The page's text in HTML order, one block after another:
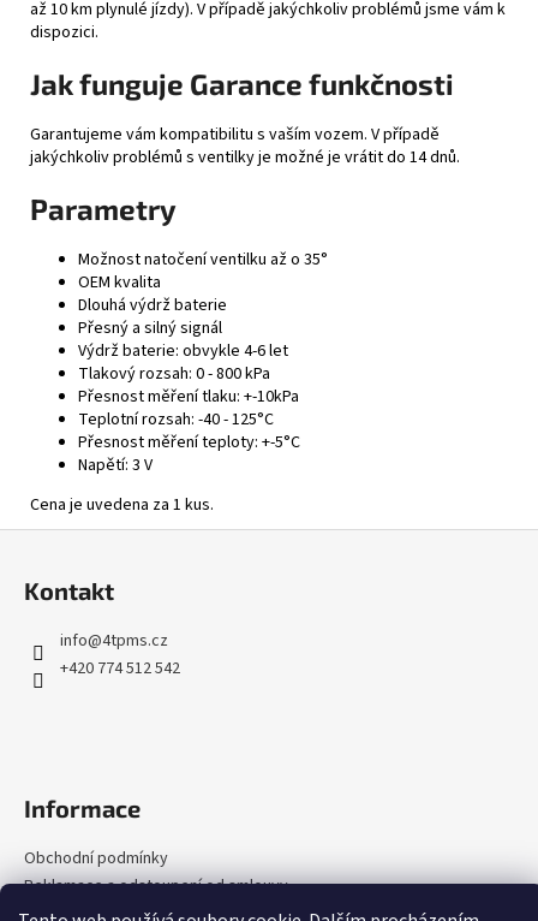
až 10 km plynulé jízdy). V případě jakýchkoliv problémů jsme vám k
dispozici.
Jak funguje Garance funkčnosti
Garantujeme vám kompatibilitu s vaším vozem. V případě
jakýchkoliv problémů s ventilky je možné je vrátit do 14 dnů.
Parametry
Možnost natočení ventilku až o 35°
OEM kvalita
Dlouhá výdrž baterie
Přesný a silný signál
Výdrž baterie: obvykle 4-6 let
Tlakový rozsah: 0 - 800 kPa
Přesnost měření tlaku: +-10kPa
Teplotní rozsah: -40 - 125°C
Přesnost měření teploty: +-5°C
Napětí: 3 V
Cena je uvedena za 1 kus.
Kontakt
info@4tpms.cz
+420 774 512 542
Informace
Obchodní podmínky
Reklamace a odstoupení od smlouvy
Podmínky ochrany osobních údajů